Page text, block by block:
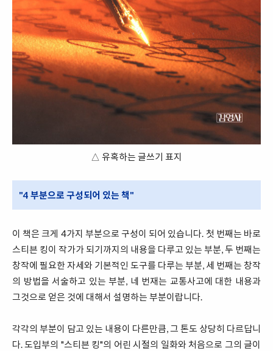
△ 유혹하는 글쓰기 표지
"4 부분으로 구성되어 있는 책"
이 책은 크게 4가지 부분으로 구성이 되어 있습니다. 첫 번째는 바로
스티븐 킹이 작가가 되기까지의 내용을 다루고 있는 부분, 두 번째는
창작에 필요한 자세와 기본적인 도구를 다루는 부분, 세 번째는 창작
의 방법을 서술하고 있는 부분, 네 번재는 교통사고에 대한 내용과
그것으로 얻은 것에 대해서 설명하는 부분이랍니다.
각각의 부분이 담고 있는 내용이 다른만큼, 그 톤도 상당히 다르답니
다. 도입부의 "스티븐 킹"의 어린 시절의 일화와 처음으로 그의 글이